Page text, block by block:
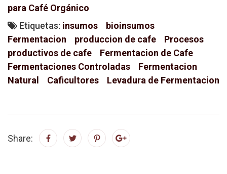
para Café Orgánico
Etiquetas: insumos
bioinsumos
Fermentacion
produccion de cafe
Procesos
productivos de cafe
Fermentacion de Cafe
Fermentaciones Controladas
Fermentacion
Natural
Caficultores Levadura de Fermentacion
Share: